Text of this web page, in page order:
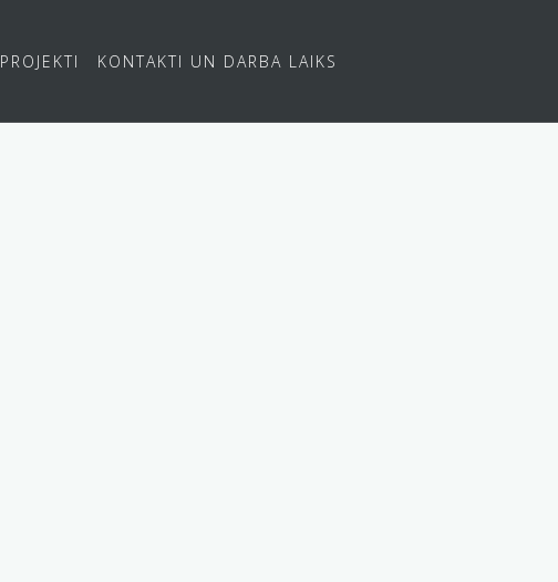
PROJEKTI KONTAKTI UN DARBA LAIKS